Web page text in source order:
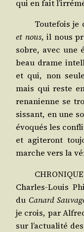
qui en fait
Tou­te­fois je
et nous, il nous
sobre, avec une
beau drame
et qui, non
mais qui reste
rena­nienne se
sis­sant, en une
évo­qués les
et agi­te­ront
marche vers la
Charles-Louis
du Canard
je crois, par
sur l’actualité